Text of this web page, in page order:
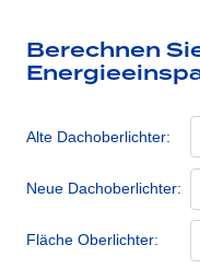
Berechnen
Alte Dachoberlichter:
Neue Dachoberlichter:
Fläche Oberlichter: